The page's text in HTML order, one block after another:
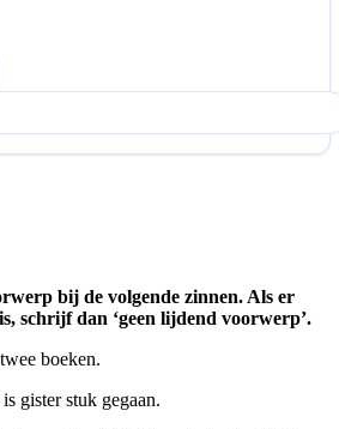
De uitleg gaat te snel
Iets anders
bij de volgende zinnen. Als er
schrijf dan ‘geen lijdend voorwerp’.
boeken.
gister stuk gegaan.